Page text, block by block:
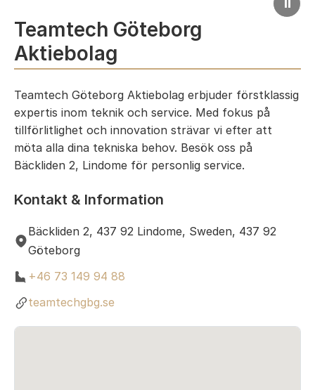
⏸
Teamtech Göteborg
Aktiebolag
Teamtech Göteborg Aktiebolag erbjuder förstklassig
expertis inom teknik och service. Med fokus på
tillförlitlighet och innovation strävar vi efter att
möta alla dina tekniska behov. Besök oss på
Bäckliden 2, Lindome för personlig service.
Kontakt & Information
Bäckliden 2, 437 92 Lindome, Sweden, 437 92
Göteborg
+46 73 149 94 88
teamtechgbg.se